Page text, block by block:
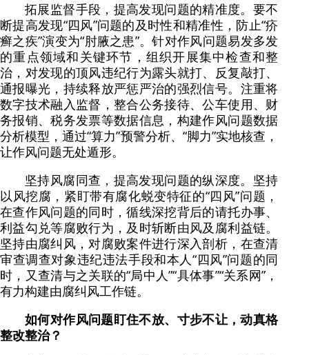
拓展监督手段，提高发现问题的精准度。要不
断提高发现“四风”问题的及时性和精准性，防止“疥
癣之疾”演变为“肘腋之患”。针对作风问题易发多发
的重点领域和关键环节，组织开展集中检查和整
治，对发现的顶风违纪行为露头就打、反复敲打、
通报曝光，持续释放严惩严治的强烈信号。注重将
数字技术融入监督，整合公务接待、公车使用、财
务报销、税务发票等数据信息，构建作风问题数据
分析模型，通过“算力”预警分析、“脚力”实地核查，
让作风问题无处遁形。
坚持风腐同查，提高发现问题的纵深度。坚持
以风挖腐，紧盯带有腐化蜕变特征的“四风”问题，
在查作风问题的同时，循线深挖背后的请托办事、
利益勾兑等腐败行为，及时斩断由风及腐利益链。
坚持由腐纠风，对腐败案件进行深入剖析，在查清
审查调查对象违纪违法手段和本人“四风”问题的同
时，又查清与之关联的“局中人”“具体事”“关系网”，
有力构建由腐纠风工作链。
如何对作风问题盯住不放、寸步不让，动真格
整改整治？